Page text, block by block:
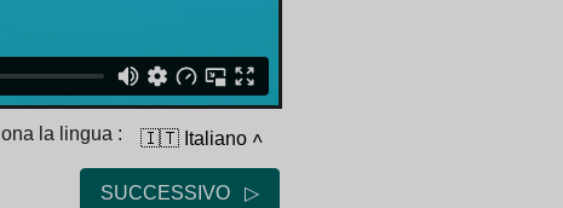
la lingua : 🇮🇹 Italiano ˄
SUCCESSIVO ▷